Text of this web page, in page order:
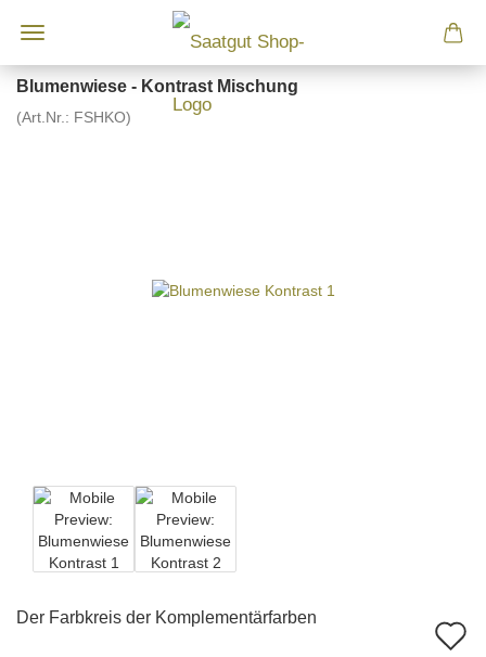
Blumenwiese - Kontrast Mischung
(Art.Nr.: FSHKO)
Der Farbkreis der Komplementärfarben